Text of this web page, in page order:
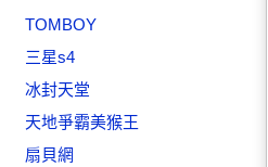
TOMBOY
三星s4
冰封天堂
天地爭霸美猴王
扇貝網